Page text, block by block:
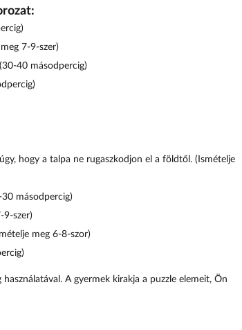
7-9-szer)
40 másodpercig)
hogy a talpa ne rugaszkodjon el a földtől. (Ismételje
másodpercig)
9-szer)
meg 6-8-szor)
használatával. A gyermek kirakja a puzzle elemeit, Ön